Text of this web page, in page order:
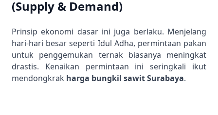
(Supply & Demand)
Prinsip ekonomi dasar ini juga berlaku. Menjelang
hari-hari besar seperti Idul Adha, permintaan pakan
untuk penggemukan ternak biasanya meningkat
drastis. Kenaikan permintaan ini seringkali ikut
mendongkrak harga bungkil sawit Surabaya.